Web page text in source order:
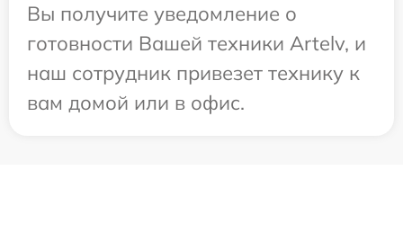
Вы получите уведомление о
готовности Вашей техники Artelv, и
наш сотрудник привезет технику к
вам домой или в офис.